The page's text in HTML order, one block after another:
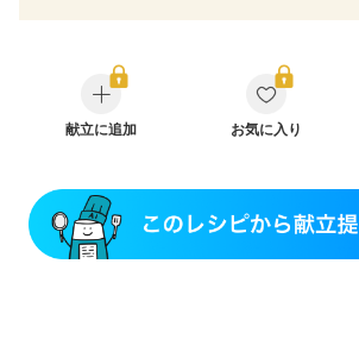
糖尿病性腎症（第２期）
糖尿病性腎症（第
CKD（ステージ１）
CKD（ステージ２）
CKD（ステージ３a）
透析
乳がん（抗が
産後（ミルク）
ニキビ・肌荒れ
更年期
献立に追加 お気に入り